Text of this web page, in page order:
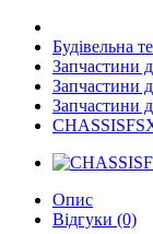
Будівельна
Запчастини
Запчастини
Запчастини
Опис
Відгуки (0)